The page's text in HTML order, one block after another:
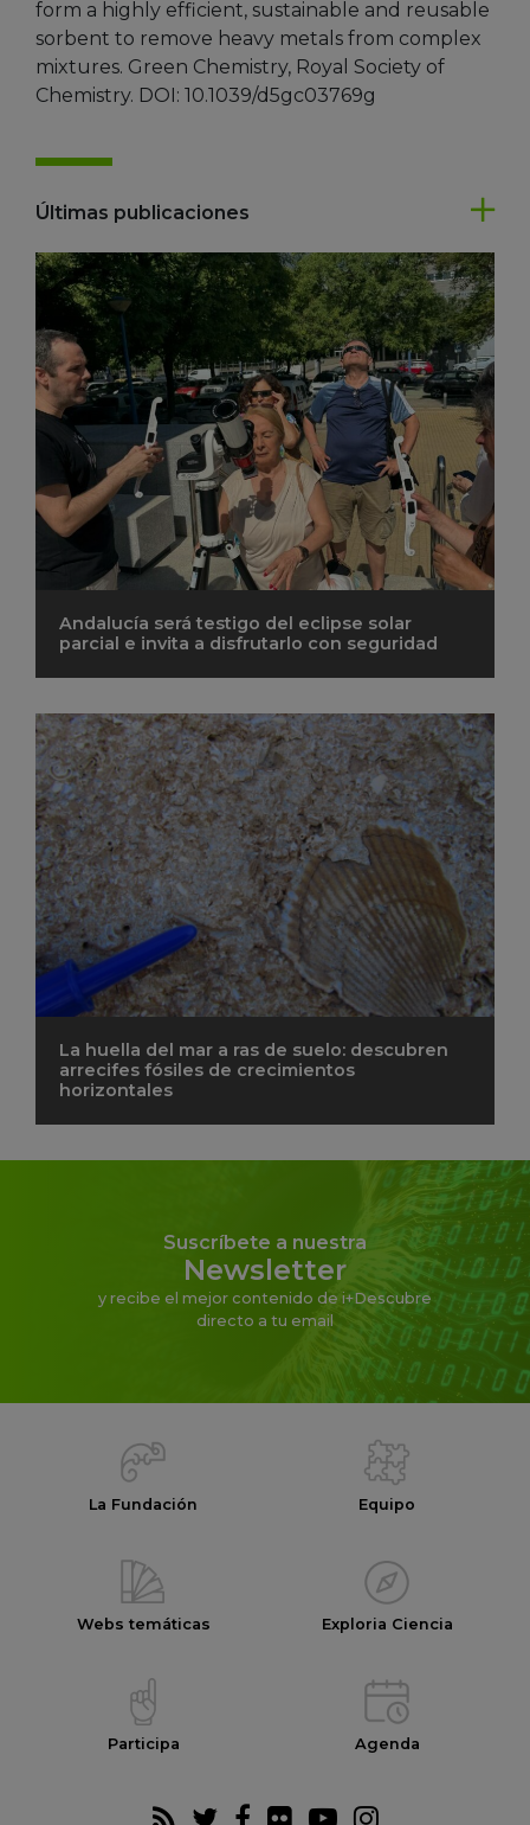
form a highly efficient, sustainable and reusable
sorbent to remove heavy metals from complex
mixtures. Green Chemistry, Royal Society of
Chemistry. DOI: 10.1039/d5gc03769g
Últimas publicaciones
Andalucía será testigo del eclipse solar
parcial e invita a disfrutarlo con seguridad
La huella del mar a ras de suelo: descubren
arrecifes fósiles de crecimientos
horizontales
Suscríbete a nuestra
Newsletter
y recibe el mejor contenido de i+Descubre
directo a tu email
La Fundación Equipo
Webs temáticas Exploria Ciencia
Participa Agenda